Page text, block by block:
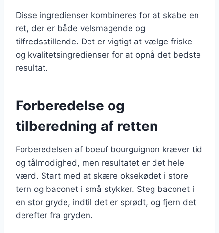
Disse ingredienser kombineres for at skabe en
ret, der er både velsmagende og
tilfredsstillende. Det er vigtigt at vælge friske
og kvalitetsingredienser for at opnå det bedste
resultat.
Forberedelse og
tilberedning af retten
Forberedelsen af boeuf bourguignon kræver tid
og tålmodighed, men resultatet er det hele
værd. Start med at skære oksekødet i store
tern og baconet i små stykker. Steg baconet i
en stor gryde, indtil det er sprødt, og fjern det
derefter fra gryden.